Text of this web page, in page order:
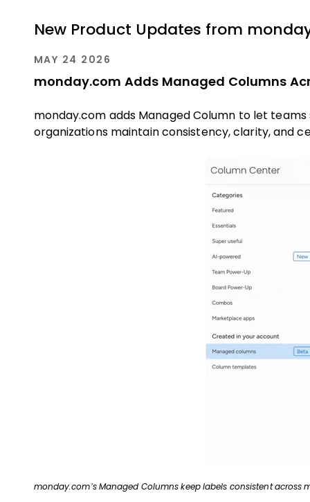
New Product Updates from
monday.com’s Managed Columns keep labels consistent across
MAY 24 2026
monday.com Adds Managed Columns
monday.com adds Managed Column to let
organizations maintain consistency, clarity, and